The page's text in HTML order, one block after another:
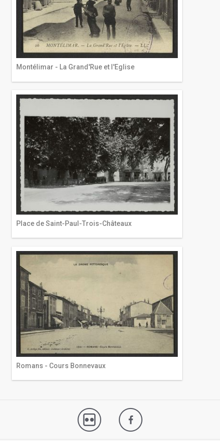
Montélimar - La Grand'Rue et l'Eglise
Place de Saint-Paul-Trois-Châteaux
Romans - Cours Bonnevaux